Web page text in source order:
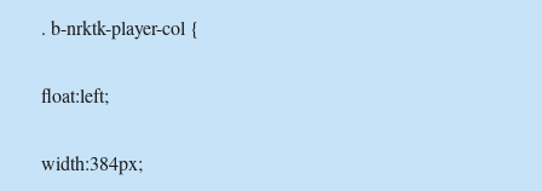
. b-nrktk-player-col {
float:left;
width:384px;